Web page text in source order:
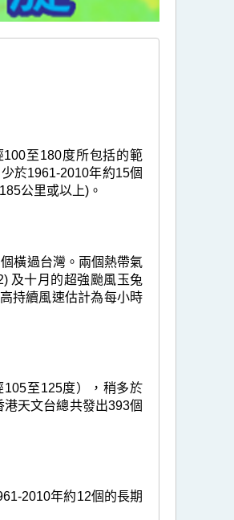
至180度所包括的範
於1961-2010年約15個
公里或以上)。
橫過台灣。兩個熱帶氣
及十月的超強颱風玉兔
持續風速估計為每小時
至125度），稍多於
天文台總共發出393個
2010年約12個的長期